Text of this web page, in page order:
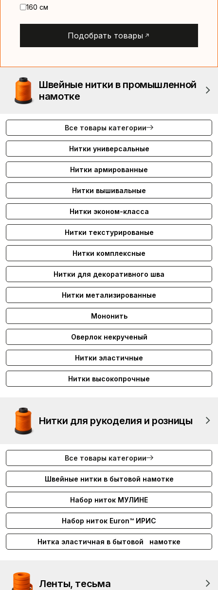
160 см
Подобрать товары
Швейные нитки в промышленной
намотке
Все товары категории
Нитки универсальные
Нитки армированные
Нитки вышивальные
Нитки эконом-класса
Нитки текстурированые
Нитки комплексные
Нитки для декоративного шва
Нитки метализированные
Мононить
Оверлок некрученый
Нитки эластичные
Нитки высокопрочные
Нитки для рукоделия и розницы
Все товары категории
Швейные нитки в бытовой намотке
Набор ниток МУЛИНЕ
Набор ниток Euron™ ИРИС
Нитка эластичная в бытовой намотке
Ленты, тесьма